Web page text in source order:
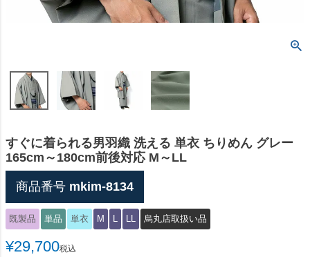
すぐに着られる男羽織 洗える 単衣 ちりめん グレー
165cm～180cm前後対応 M～LL
商品番号 mkim-8134
既製品 単品 単衣 M L LL 烏丸店取扱い品
¥29,700税込